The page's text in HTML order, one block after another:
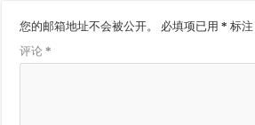
您的邮箱地址不会被公开。 必填项已用* 标注
评论*